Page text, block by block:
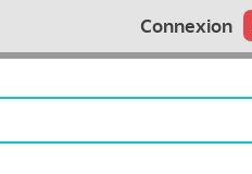
Connexion